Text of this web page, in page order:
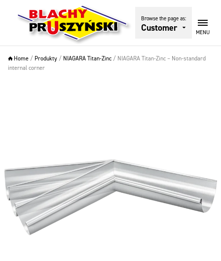
Browse the page as:
Customer MENU
Home / Produkty / NIAGARA Titan-Zinc / NIAGARA Titan-Zinc – Non-standard
internal corner